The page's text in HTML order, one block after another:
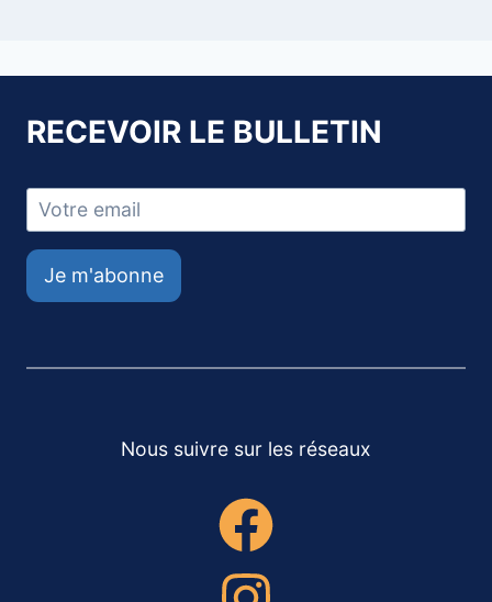
RECEVOIR LE BULLETIN
Je m'abonne
Nous suivre sur les réseaux